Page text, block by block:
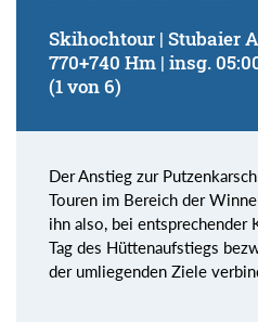
Skihochtour | Stubaier
770+740 Hm | insg.
(1 von 6)
Der Anstieg zur
Touren im Bereich der
ihn also, bei entsprechender
Tag des Hüttenaufstiegs
der umliegenden Ziele